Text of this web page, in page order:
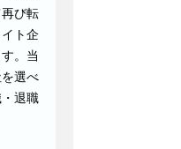
び転
ト企
。当
選べ
退職